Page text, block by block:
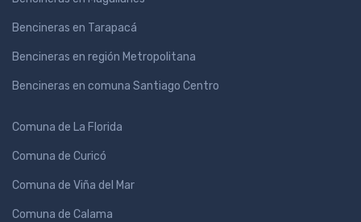
Bencineras en Tarapacá
Bencineras en región Metropolitana
Bencineras en comuna Santiago Centro
Comuna de La Florida
Comuna de Curicó
Comuna de Viña del Mar
Comuna de Calama